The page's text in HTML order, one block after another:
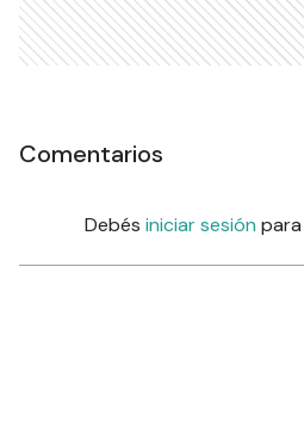
Comentarios
Debés iniciar sesión